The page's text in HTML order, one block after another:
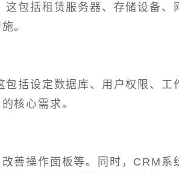
包括租赁服务器、存储设备、
。
括设定数据库、用户权限、工
核心需求。
善操作面板等。同时，CRM系